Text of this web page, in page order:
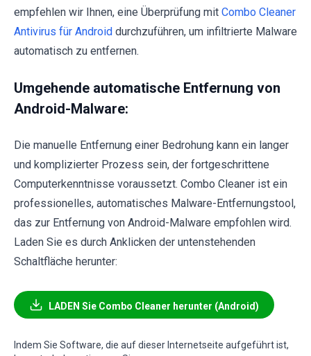
empfehlen wir Ihnen, eine Überprüfung mit Combo Cleaner
Antivirus für Android durchzuführen, um infiltrierte Malware
automatisch zu entfernen.
Umgehende automatische Entfernung von
Android-Malware:
Die manuelle Entfernung einer Bedrohung kann ein langer
und komplizierter Prozess sein, der fortgeschrittene
Computerkenntnisse voraussetzt. Combo Cleaner ist ein
professionelles, automatisches Malware-Entfernungstool,
das zur Entfernung von Android-Malware empfohlen wird.
Laden Sie es durch Anklicken der untenstehenden
Schaltfläche herunter:
LADEN Sie Combo Cleaner herunter (Android)
Indem Sie Software, die auf dieser Internetseite aufgeführt ist,